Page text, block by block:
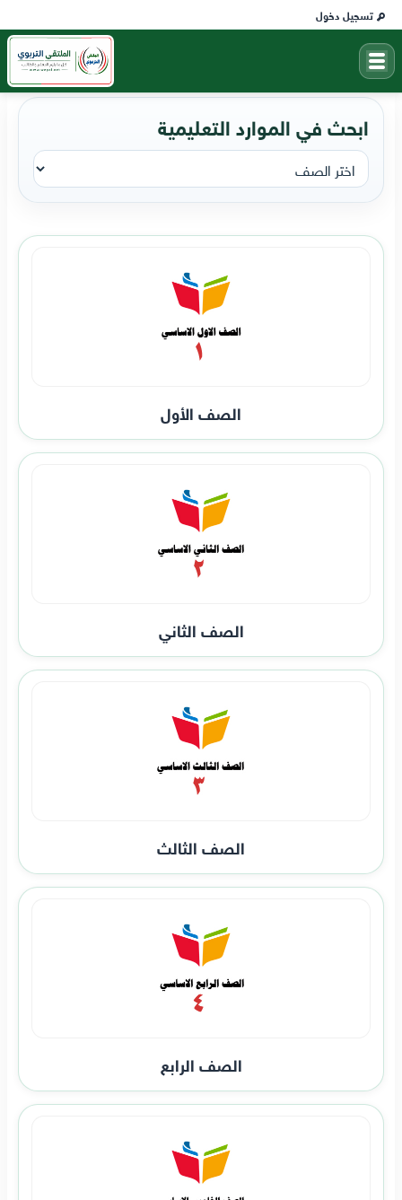
تسجيل دخول
ابحث في الموارد التعليمية
الصف الأول
الصف الثاني
الصف الثالث
الصف الرابع